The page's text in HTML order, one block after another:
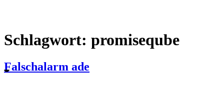
Schlagwort: promiseqube
Falschalarm ade